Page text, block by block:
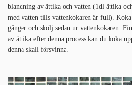
blandning av ättika och vatten (1dl ättika
med vatten tills vattenkokaren är full). Koka
gånger och skölj sedan ur vattenkokaren.
av ättika efter denna process kan du koka
denna skall försvinna.